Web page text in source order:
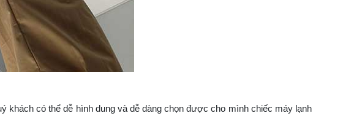
khách có thể dễ hình dung và dễ dàng chọn được cho mình chiếc máy lạnh